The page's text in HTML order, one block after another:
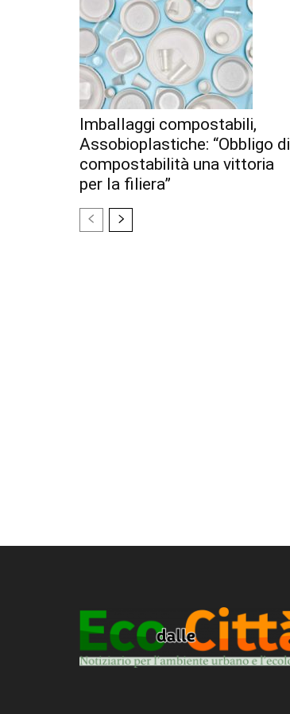
Imballaggi compostabili,
Assobioplastiche: “Obbligo di
compostabilità una vittoria
per la filiera”